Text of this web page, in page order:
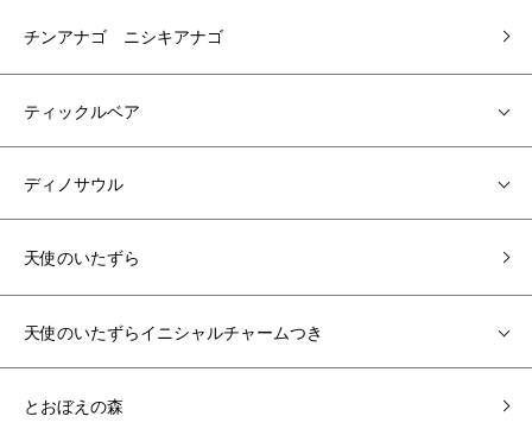
チンアナゴ ニシキアナゴ
ティックルベア
ディノサウル
天使のいたずら
天使のいたずらイニシャルチャームつき
とおぼえの森